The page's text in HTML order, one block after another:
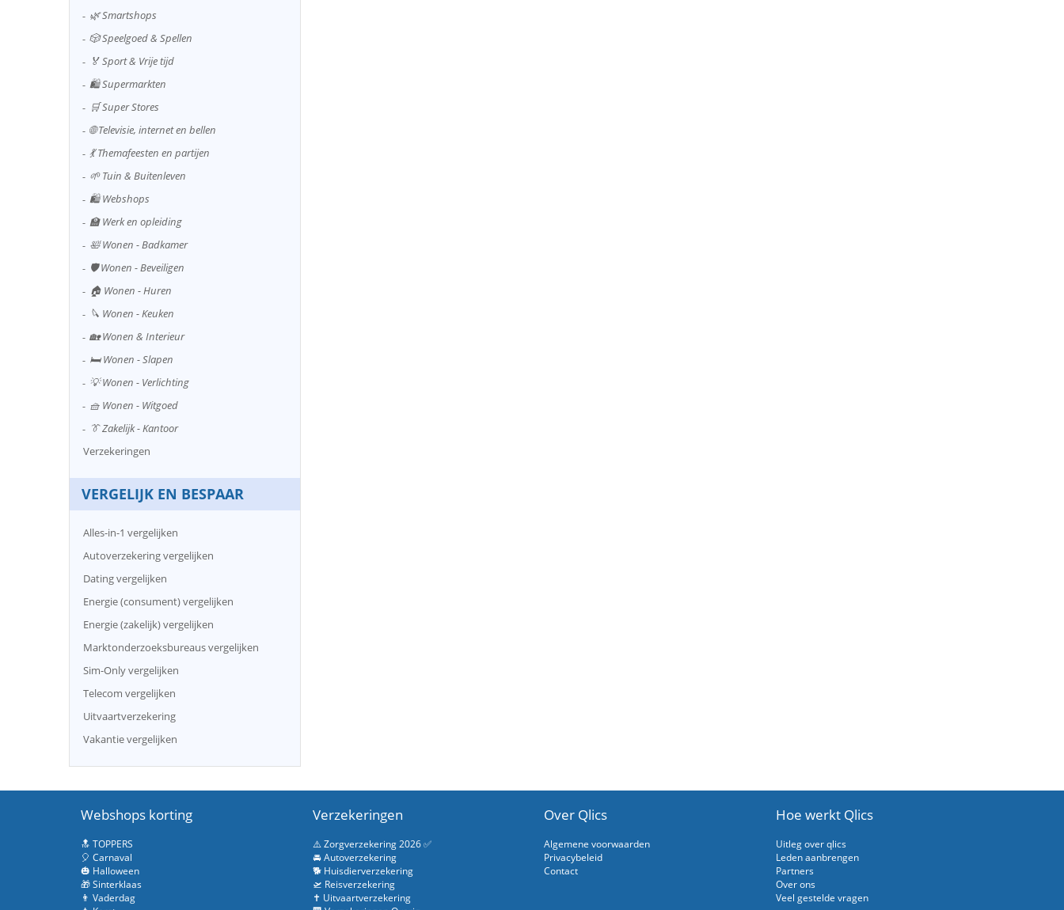
🌿 Smartshops
🎲 Speelgoed & Spellen
🏅 Sport & Vrije tijd
🛍️ Supermarkten
🛒 Super Stores
🌐 Televisie, internet en bellen
💃 Themafeesten en partijen
🌱 Tuin & Buitenleven
🛍️ Webshops
🏫 Werk en opleiding
🛀 Wonen - Badkamer
🛡️ Wonen - Beveiligen
🏠 Wonen - Huren
🔪 Wonen - Keuken
🏡 Wonen & Interieur
🛏️ Wonen - Slapen
💡 Wonen - Verlichting
🧺 Wonen - Witgoed
👔 Zakelijk - Kantoor
Verzekeringen
VERGELIJK EN BESPAAR
Alles-in-1 vergelijken
Autoverzekering vergelijken
Dating vergelijken
Energie (consument) vergelijken
Energie (zakelijk) vergelijken
Marktonderzoeksbureaus vergelijken
Sim-Only vergelijken
Telecom vergelijken
Uitvaartverzekering
Vakantie vergelijken
Webshops korting
🔝 TOPPERS
🎈 Carnaval
🎃 Halloween
🎁 Sinterklaas
👨 Vaderdag
Verzekeringen
⚠️ Zorgverzekering 2026 ✅
🚘 Autoverzekering
🐕 Huisdierverzekering
🛫 Reisverzekering
✝️ Uitvaartverzekering
Over Qlics
Algemene voorwaarden
Privacybeleid
Contact
Hoe werkt Qlics
Uitleg over qlics
Leden aanbrengen
Partners
Over ons
Veel gestelde vragen